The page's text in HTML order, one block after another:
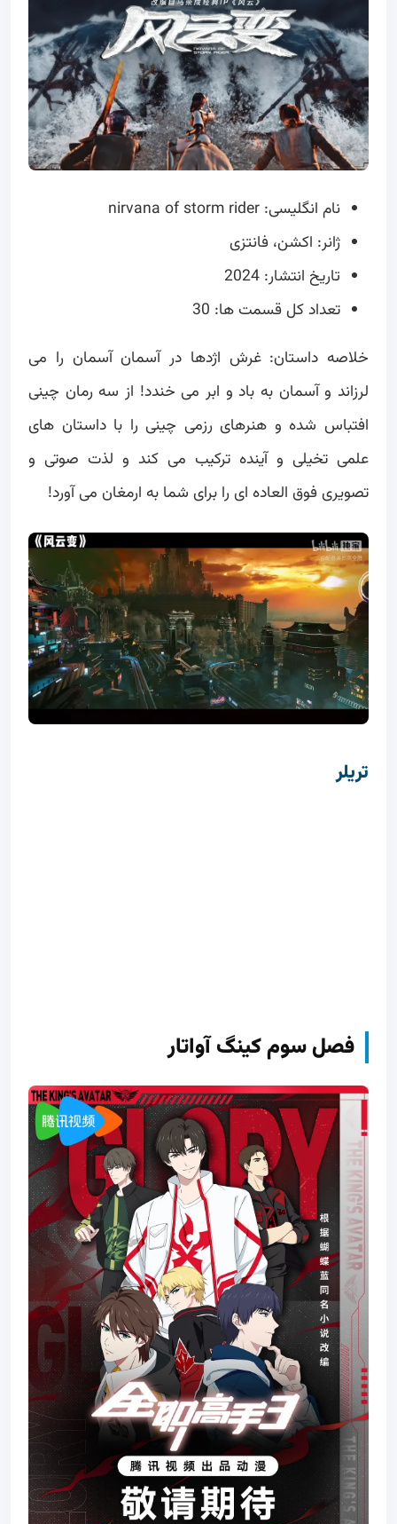
نام انگلیسی: nirvana of storm rider
ژانر: اکشن، فانتزی
تاریخ انتشار: 2024
تعداد کل قسمت ها: 30
خلاصه داستان: غرش اژدها در آسمان آسمان را می
لرزاند و آسمان به باد و ابر می خندد! از سه رمان چینی
افتباس شده و هنرهای رزمی چینی را با داستان های
علمی تخیلی و آینده ترکیب می کند و لذت صوتی و
تصویری فوق العاده ای را برای شما به ارمغان می آورد!
تریلر
فصل سوم کینگ آواتار